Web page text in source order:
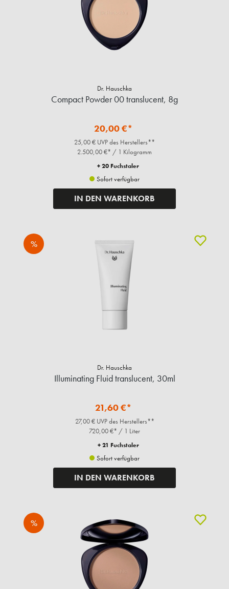
Dr. Hauschka
Compact Powder 00 translucent, 8g
20,00 €*
25,00 € UVP des Herstellers**
2.500,00 €* / 1 Kilogramm
+ 20 Fuchstaler
Sofort verfügbar
IN DEN WARENKORB
%
Dr. Hauschka
Illuminating Fluid translucent, 30ml
21,60 €*
27,00 € UVP des Herstellers**
720,00 €* / 1 Liter
+ 21 Fuchstaler
Sofort verfügbar
IN DEN WARENKORB
%